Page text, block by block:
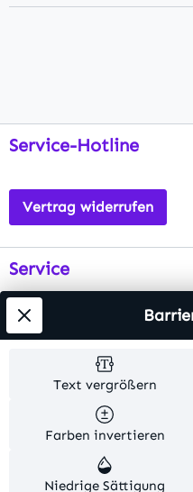
Service-Hotline
Vertrag widerrufen
Service
Info
Alle Preise inkl.
Versandkosten .
Text vergrößern
Farben invertieren
Niedrige Sättigung